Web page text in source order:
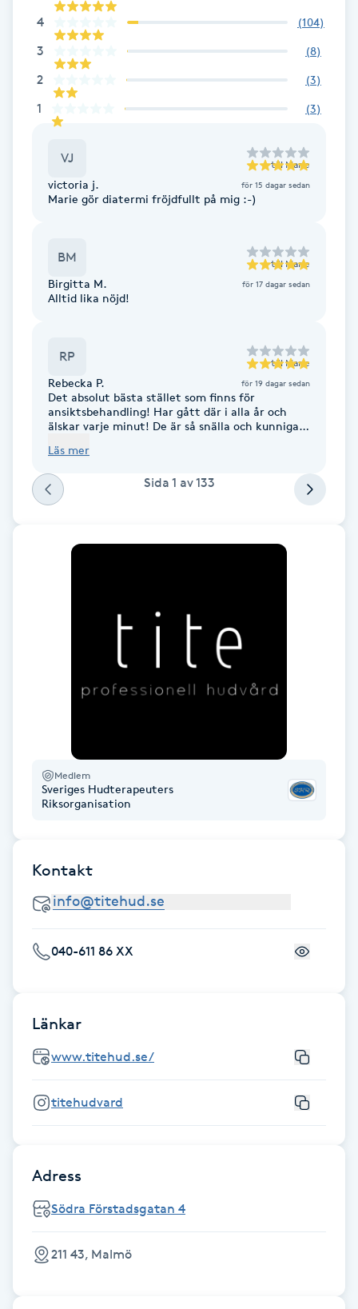
Fransk manikyr
Fransrengöring
Frekvensterapi
Friskvård
Friskvårdsmassage
Funktionsanalys
Gelenaglar
Gellack
Gua Sha-massage
Hatha Yoga
Healing
Herrklippning
HIFU
Hot Stone Massage
Hot yoga
Hudföryngring
Huduppstramning
Hudvård
4
(104)
3 (8)
2 (3)
1 (3)
VJ till Marie
victoria j. för 15 dagar sedan
Marie gör diatermi fröjdfullt på mig :-)
BM till Marie
Birgitta M. för 17 dagar sedan
Alltid lika nöjd!
RP till Marie
Rebecka P. för 19 dagar sedan
Det absolut bästa stället som finns för
ansiktsbehandling! Har gått där i alla år och
älskar varje minut! De är så snälla och kunniga.
Läs mer
Sida 1 av133
Medlem
Sveriges Hudterapeuters
Riksorganisation
Kontakt
040-611 86 XX
Länkar
www.titehud.se/
titehudvard
Adress
Södra Förstadsgatan 4
211 43, Malmö